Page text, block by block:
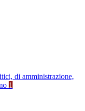
di amministrazione,
1